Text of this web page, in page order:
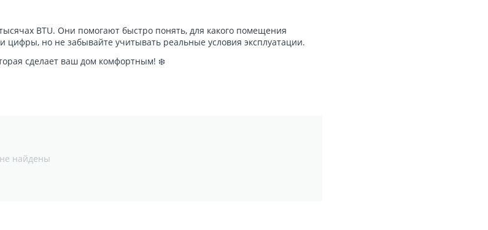
BTU. Они помогают быстро понять, для какого помещения
цифры, но не забывайте учитывать реальные условия эксплуатации.
сделает ваш дом комфортным! ❄️
найдены